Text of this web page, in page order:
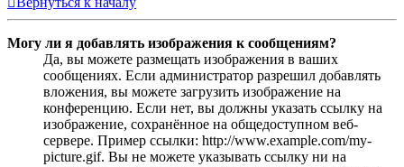
Могу ли я добавлять изображения к сообщениям?
Да, вы можете размещать изображения в ваших
сообщениях. Если администратор разрешил добавлять
вложения, вы можете загрузить изображение на
конференцию. Если нет, вы должны указать ссылку на
изображение, сохранённое на общедоступном веб-
сервере. Пример ссылки: http://www.example.com/my-
picture.gif. Вы не можете указывать ссылку ни на